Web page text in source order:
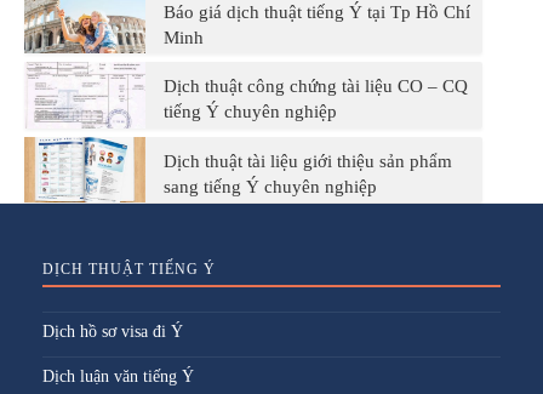
Báo giá dịch thuật tiếng Ý tại Tp Hồ Chí
Minh
Dịch thuật công chứng tài liệu CO – CQ
tiếng Ý chuyên nghiệp
Dịch thuật tài liệu giới thiệu sản phẩm
sang tiếng Ý chuyên nghiệp
DỊCH THUẬT TIẾNG Ý
Dịch hồ sơ visa đi Ý
Dịch luận văn tiếng Ý